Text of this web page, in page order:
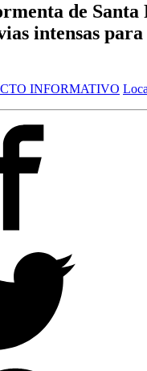
de Santa
intensas
INFORMATIVO